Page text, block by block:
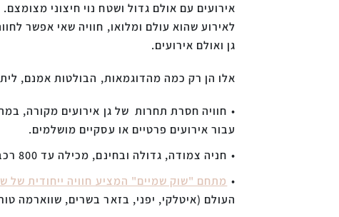
אירועים עם אולם גדול ושטח נוי חיצוני
לאירוע שהוא עולם ומלואו, חוויה שאי אפשר
גן ואולם אירועים.
אלו הן רק כמה מהדוגמאות, הבולטות אמנם,
חוויה חסרת תחרות של גן אירועים מקורה,
עבור אירועים פרטיים או עסקיים מושלמים.
חניה צמודה, גדולה ובחינם, מכילה עד 800 רכבים ממש צמוד לכפר האירועים קולוניה.
מתחם "שוק שמיים" המציע חוויה ייחודית של
העולם (איטלקי, יפני, בזאר בשרים, שווארמה